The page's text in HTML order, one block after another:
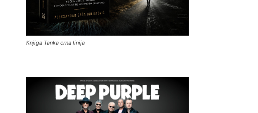
Knjiga Tanka crna linija